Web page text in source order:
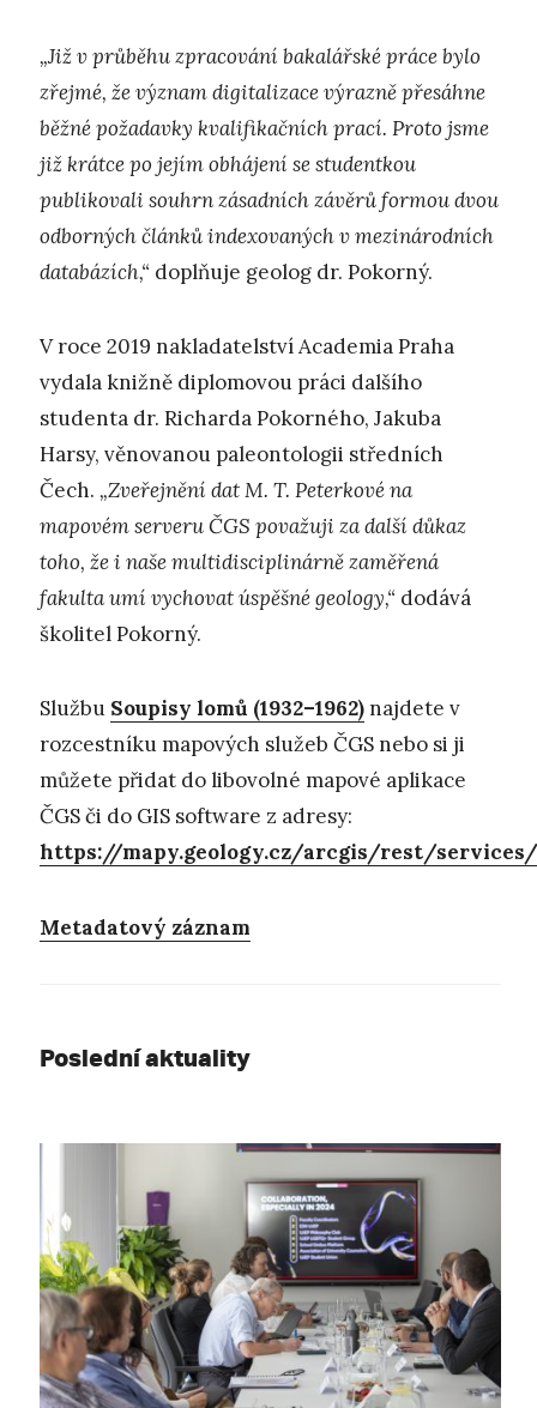
„Již v průběhu zpracování bakalářské práce bylo
zřejmé, že význam digitalizace výrazně přesáhne
běžné požadavky kvalifikačních prací. Proto jsme
již krátce po jejím obhájení se studentkou
publikovali souhrn zásadních závěrů formou dvou
odborných článků indexovaných v mezinárodních
databázích,“ doplňuje geolog dr. Pokorný.
V roce 2019 nakladatelství Academia Praha
vydala knižně diplomovou práci dalšího
studenta dr. Richarda Pokorného, Jakuba
Harsy, věnovanou paleontologii středních
Čech. „Zveřejnění dat M. T. Peterkové na
mapovém serveru ČGS považuji za další důkaz
toho, že i naše multidisciplinárně zaměřená
fakulta umí vychovat úspěšné geology,“ dodává
školitel Pokorný.
Službu Soupisy lomů (1932–1962)najdete v
rozcestníku mapových služeb ČGS nebo si ji
můžete přidat do libovolné mapové aplikace
ČGS či do GIS software z adresy:
https://mapy.geology.cz/arcgis/rest/
Metadatový záznam
Poslední aktuality